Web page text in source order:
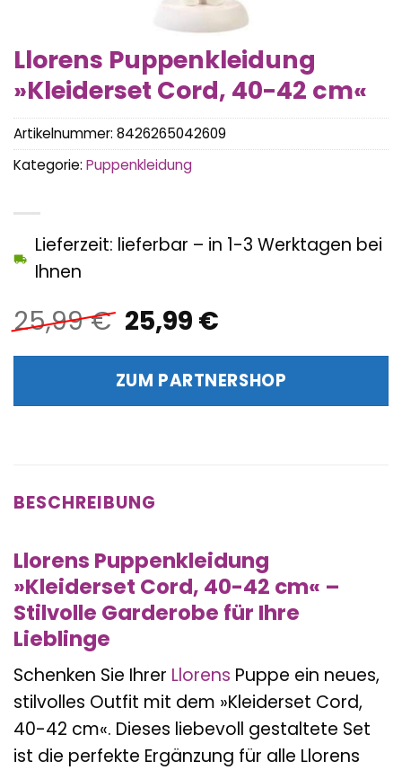
Llorens Puppenkleidung
»Kleiderset Cord, 40-42 cm«
25,99€ Ursprünglicher
Preis
war:
25,99 €
25,99 €Aktueller
ist:
25,99 €.
Lieferzeit: lieferbar – in 1-3 Werktagen bei
Ihnen
ZUM PARTNERSHOP
Artikelnummer: 8426265042609
Kategorie: Puppenkleidung
BESCHREIBUNG
Llorens Puppenkleidung
»Kleiderset Cord, 40-42 cm« –
Stilvolle Garderobe für Ihre
Lieblinge
Schenken Sie Ihrer Llorens Puppe ein neues,
stilvolles Outfit mit dem »Kleiderset Cord,
40-42 cm«. Dieses liebevoll gestaltete Set
ist die perfekte Ergänzung für alle Llorens